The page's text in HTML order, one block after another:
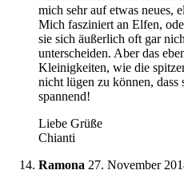
mich sehr auf etwas neues,
Mich fasziniert an Elfen,
sie sich äußerlich oft gar
unterscheiden. Aber das
Kleinigkeiten, wie die
nicht lügen zu können,
spannend!
Liebe Grüße
Chianti
Ramona 27. November